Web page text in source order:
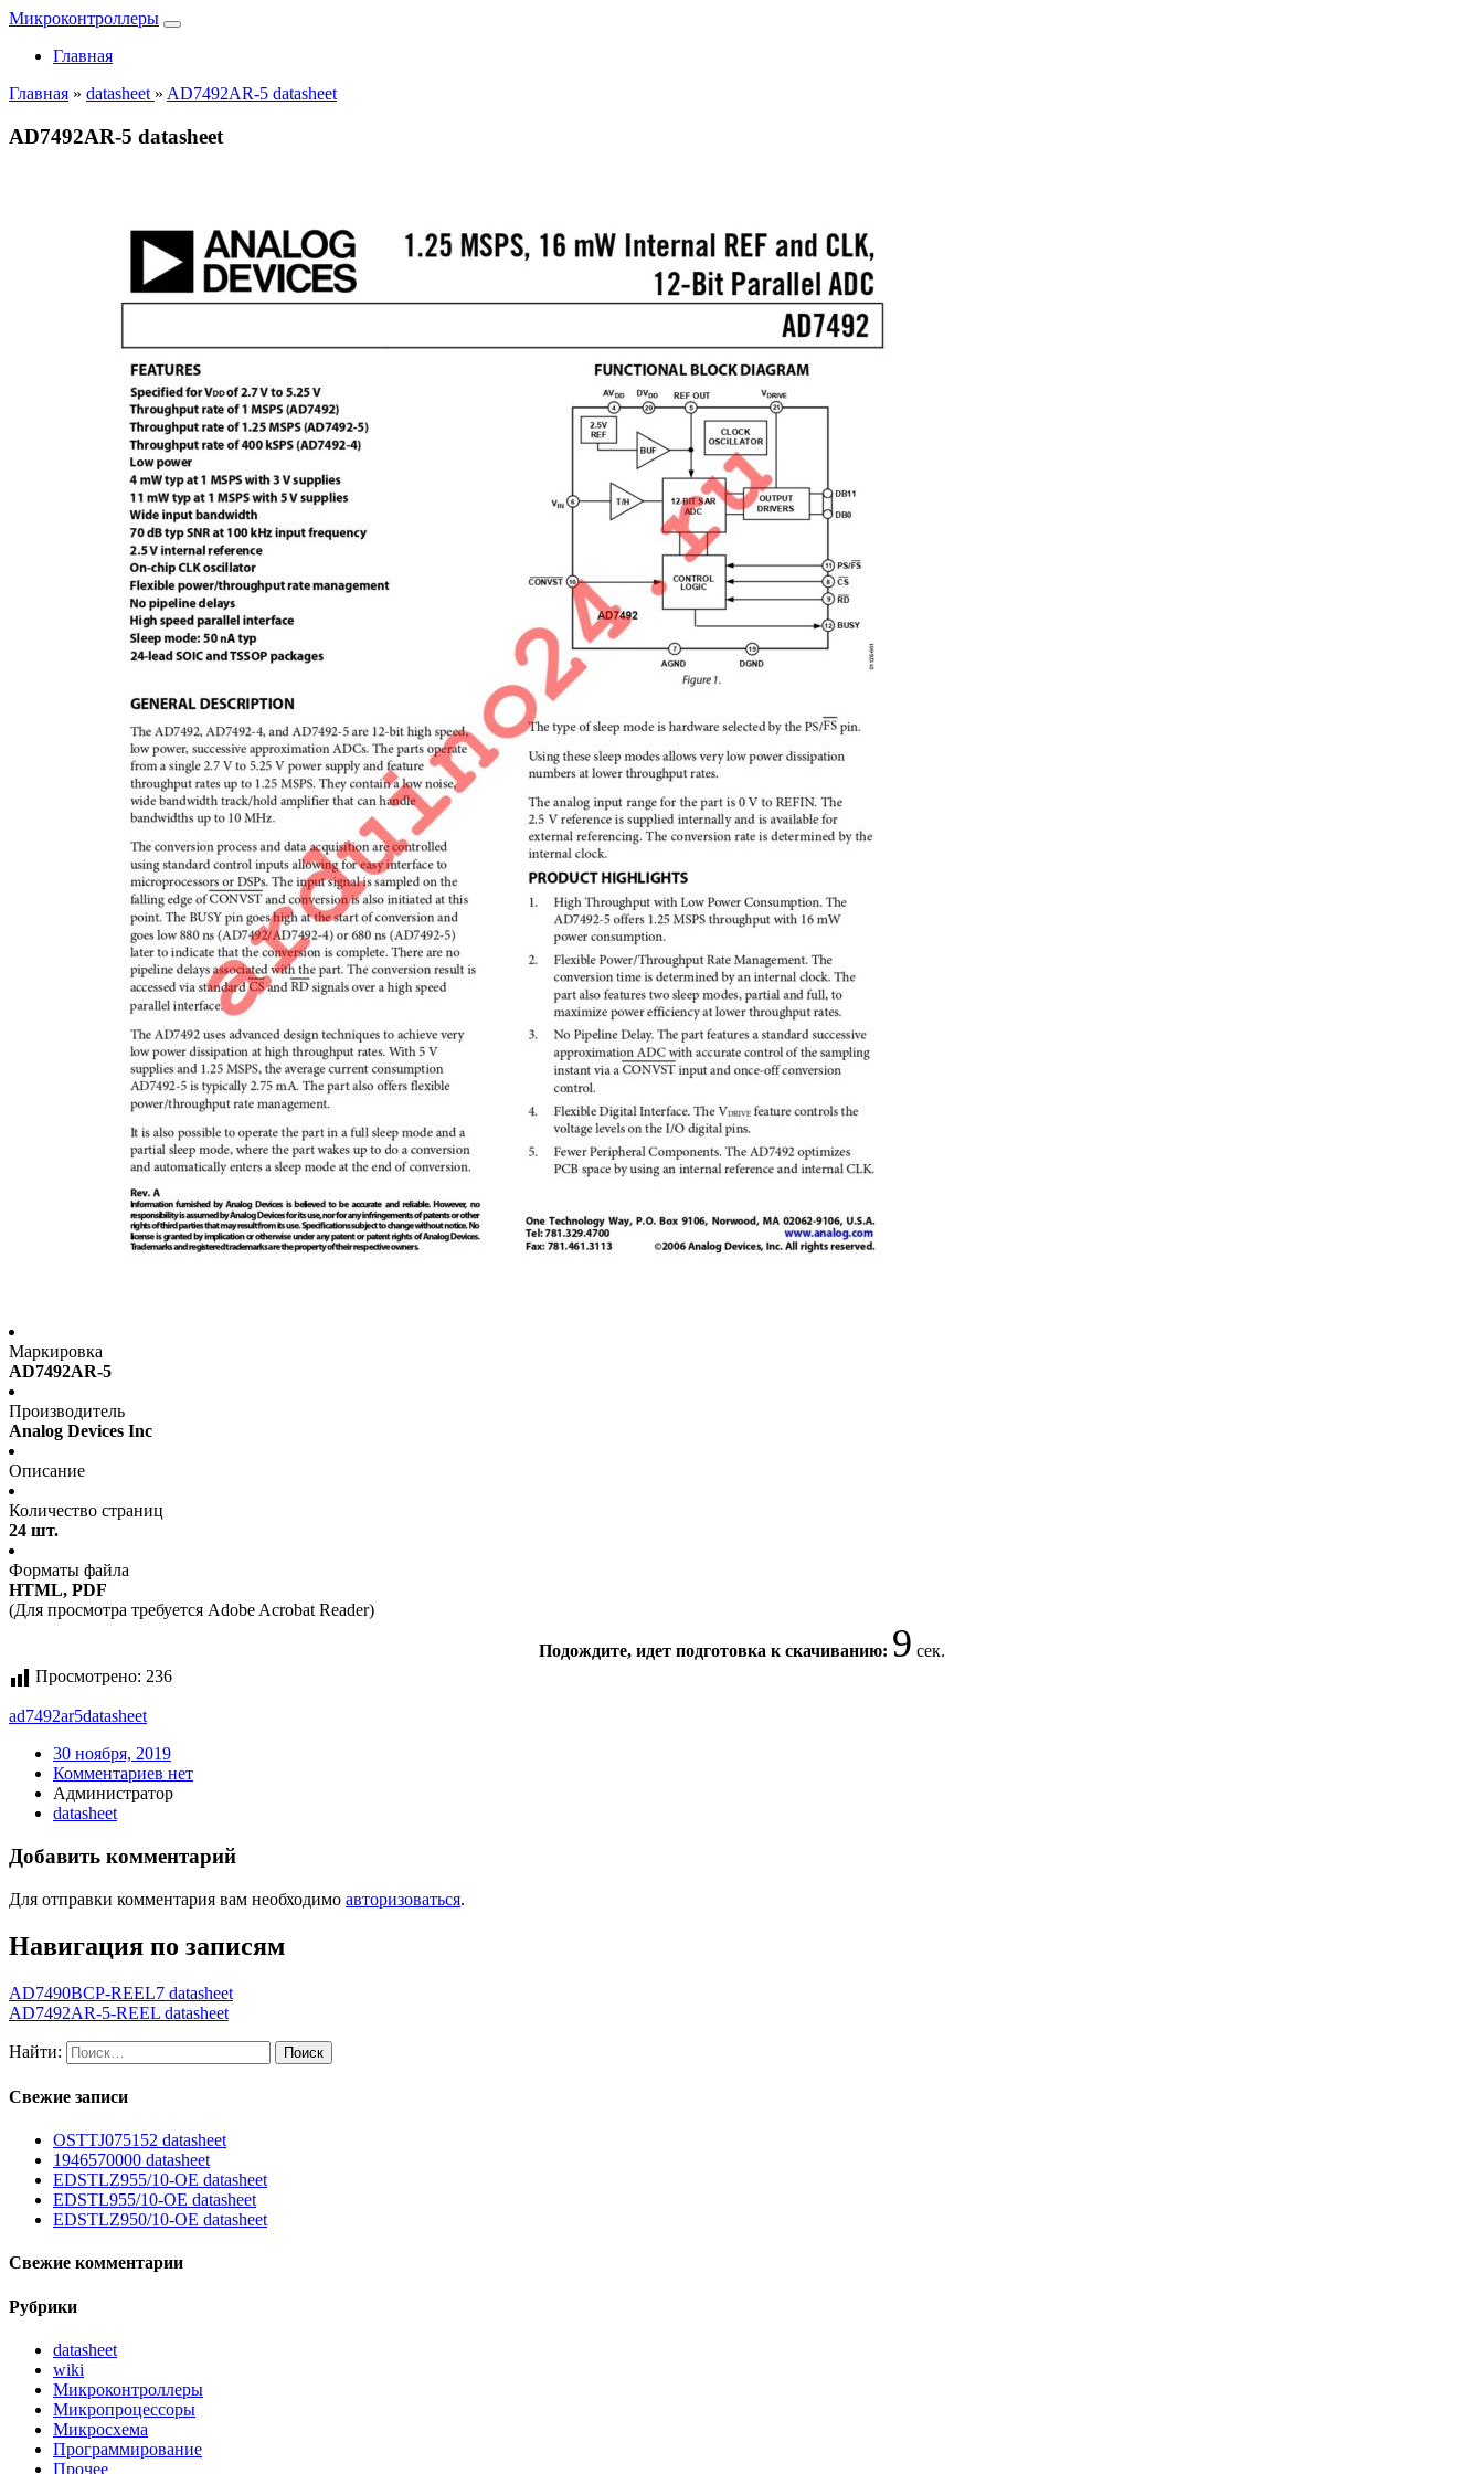
Микроконтроллеры
Главная
Главная » datasheet » AD7492AR-5 datasheet
AD7492AR-5 datasheet
Маркировка
AD7492AR-5
Производитель
Analog Devices Inc
Описание
Количество страниц
24 шт.
Форматы файла
HTML, PDF
(Для просмотра требуется Adobe Acrobat Reader)
Подождите, идет подготовка к скачиванию: 8 сек.
Просмотрено: 236
ad7492ar5datasheet
30 ноября, 2019
Комментариев нет
Администратор
datasheet
Добавить комментарий
Для отправки комментария вам необходимо авторизоваться.
Навигация по записям
AD7490BCP-REEL7 datasheet
AD7492AR-5-REEL datasheet
Найти:
Свежие записи
OSTTJ075152 datasheet
1946570000 datasheet
EDSTLZ955/10-OE datasheet
EDSTL955/10-OE datasheet
EDSTLZ950/10-OE datasheet
Свежие комментарии
Рубрики
datasheet
wiki
Микроконтроллеры
Микропроцессоры
Микросхема
Программирование
Прочее